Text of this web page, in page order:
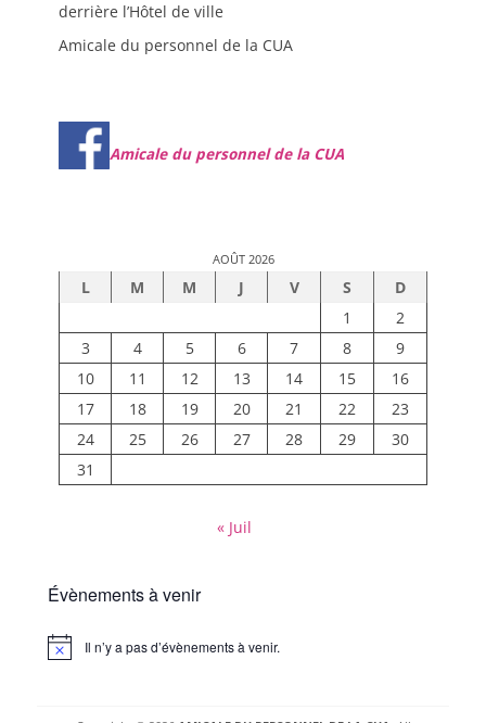
derrière l’Hôtel de ville
Amicale du personnel de la CUA
Amicale du personnel de la CUA
AOÛT 2026
L M M J V S
D
1
2
3
4 5 6 7 8
9
10
11 12 13 14 15
16
17
18 19 20 21 22
23
24
25 26 27 28 29
30
31
« Juil
Évènements à venir
Notice Il n’y a pas d’évènements à venir.